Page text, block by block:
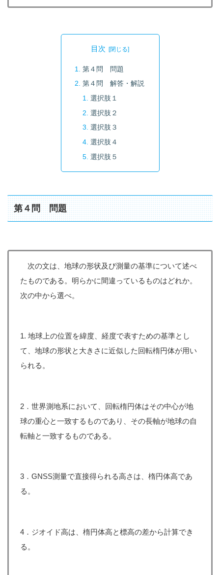
目次
第４問 問題
第４問 解答・解説
選択肢１
選択肢２
選択肢３
選択肢４
選択肢５
第４問 問題
次の文は、地球の形状及び測量の基準について述べ
たものである。明らかに間違っているものはどれか。
次の中から選べ。
1. 地球上の位置を緯度、経度で表すための基準とし
て、地球の形状と大きさに近似した回転楕円体が用い
られる。
2．世界測地系において、回転楕円体はその中心が地
球の重心と一致するものであり、その長軸が地球の自
転軸と一致するものである。
3．GNSS測量で直接得られる高さは、楕円体高であ
る。
4．ジオイド高は、楕円体高と標高の差から計算でき
る。